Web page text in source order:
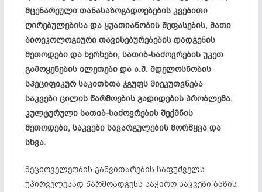
მცენარეული თანასაზოგადოებების კვებითი
ღირებულებისა და ყუათიანობის შეფასების, მათი
ბიოეკოლოგიური თავისებურებების დადგენის
მეთოდები და ხერხები, სათიბ-საძოვრების უკეთ
გამოყენების ილეთები და ა.შ. მდელოსნობის
სპეციფიკურ საკითხთა ჯგუფს მიეკუთვნება
საკვები ცილის წარმოების გადიდების პრობლემა,
კულტურული სათიბ-საძოვრების შექმნის
მეთოდები, საკვები სავარგულების მორწყვა და
სხვა.
მეცხოველეობის განვითარების საფუძველს
უპირველესად წარმოადგენს საჭირო საკვები ბაზის